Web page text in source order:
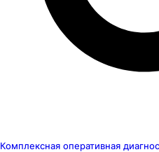
Комплексная оперативная